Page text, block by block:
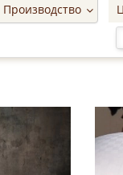
Производство